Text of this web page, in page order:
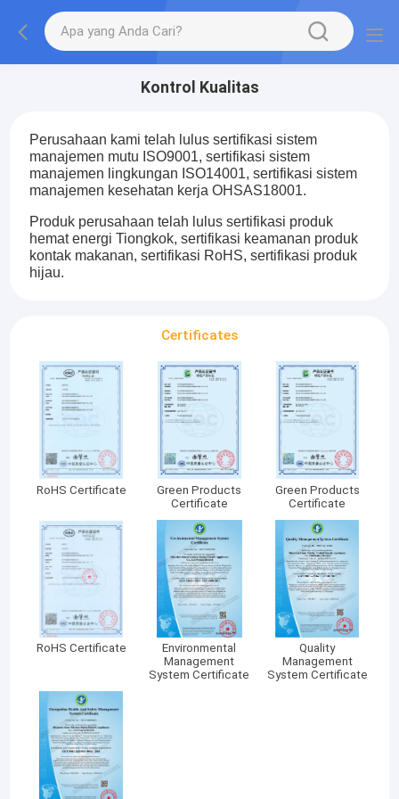
Kontrol Kualitas
Perusahaan kami telah lulus sertifikasi sistem
manajemen mutu ISO9001, sertifikasi sistem
manajemen lingkungan ISO14001, sertifikasi sistem
manajemen kesehatan kerja OHSAS18001.
Produk perusahaan telah lulus sertifikasi produk
hemat energi Tiongkok, sertifikasi keamanan produk
kontak makanan, sertifikasi RoHS, sertifikasi produk
hijau.
Certificates
RoHS Certificate
Green Products
Certificate
Green Products
Certificate
RoHS Certificate
Environmental
Management
System Certificate
Quality
Management
System Certificate